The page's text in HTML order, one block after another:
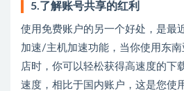
5.了解账号共享的红利
使用免费账户的另一个好处，是最
加速/主机加速功能，当你使用东
店时，你可以轻松获得高速度的下
速度，相比于国内账户，这是您使